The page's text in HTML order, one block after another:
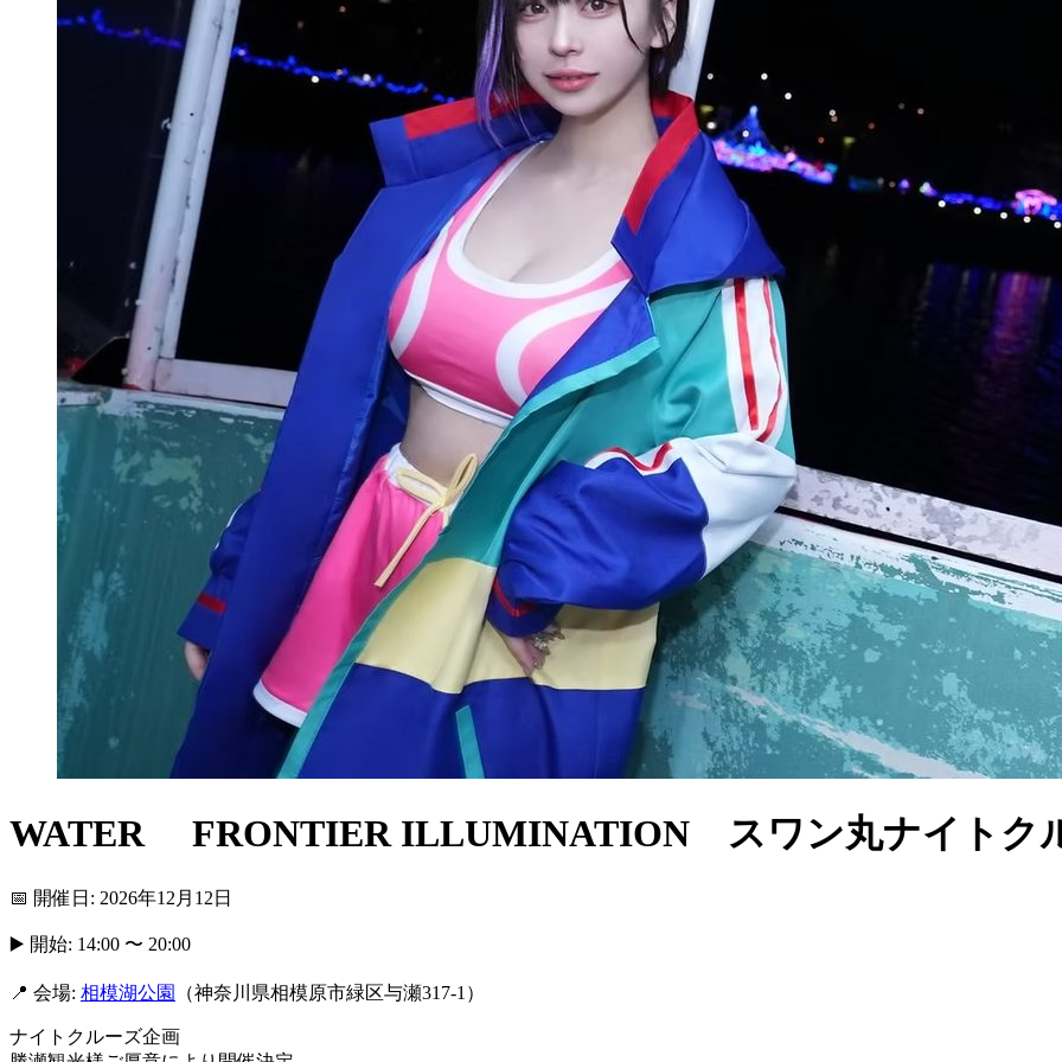
WATER FRONTIER ILLUMINATION スワン丸ナイトク
📅 開催日: 2026年12月12日
▶️ 開始: 14:00 〜 20:00
📍 会場: 相模湖公園 （神奈川県相模原市緑区与瀬317-1）
ナイトクルーズ企画